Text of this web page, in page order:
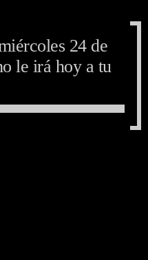
24 de
le irá hoy a tu